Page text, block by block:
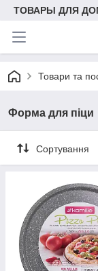
ТОВАРЫ ДЛЯ
Товари та
Форма для піци
Сортування